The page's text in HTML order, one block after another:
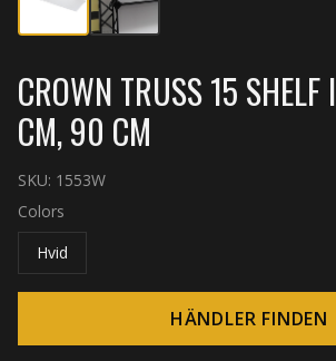
CROWN TRUSS 15
CM, 90 CM
SKU: 1553W
Colors
Hvid
HÄNDLER FINDEN